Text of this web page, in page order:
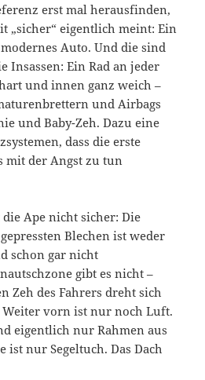
erst mal herausfinden,
„sicher“ eigentlich meint: Ein
Auto. Und die sind
Insassen: Ein Rad an jeder
und innen ganz weich –
und Airbags
und Baby-Zeh. Dazu eine
dass die erste
mit der Angst zu tun
Ape nicht sicher: Die
Blechen ist weder
schon gar nicht
gibt es nicht –
Zeh des Fahrers dreht sich
Weiter vorn ist nur noch Luft.
eigentlich nur Rahmen aus
nur Segeltuch. Das Dach